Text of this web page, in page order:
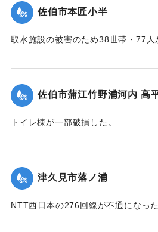
佐伯市本匠小半
取水施設の被害のため38世帯・77人
佐伯市蒲江竹野浦河内 高
トイレ棟が一部破損した。
｜固有コード:01204084
津久見市落ノ浦
NTT西日本の276回線が不通になっ